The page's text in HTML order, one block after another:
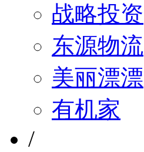
战略投资
东源物流
美丽漂漂
有机家
/